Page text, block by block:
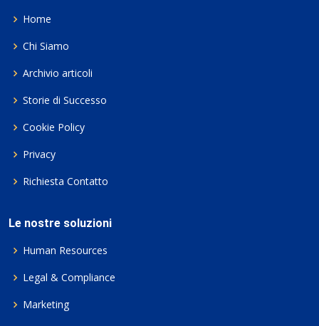
Home
Chi Siamo
Archivio articoli
Storie di Successo
Cookie Policy
Privacy
Richiesta Contatto
Le nostre soluzioni
Human Resources
Legal & Compliance
Marketing